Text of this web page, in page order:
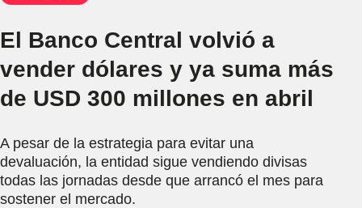
El Banco Central volvió a
vender dólares y ya suma más
de USD 300 millones en abril
A pesar de la estrategia para evitar una
devaluación, la entidad sigue vendiendo divisas
todas las jornadas desde que arrancó el mes para
sostener el mercado.